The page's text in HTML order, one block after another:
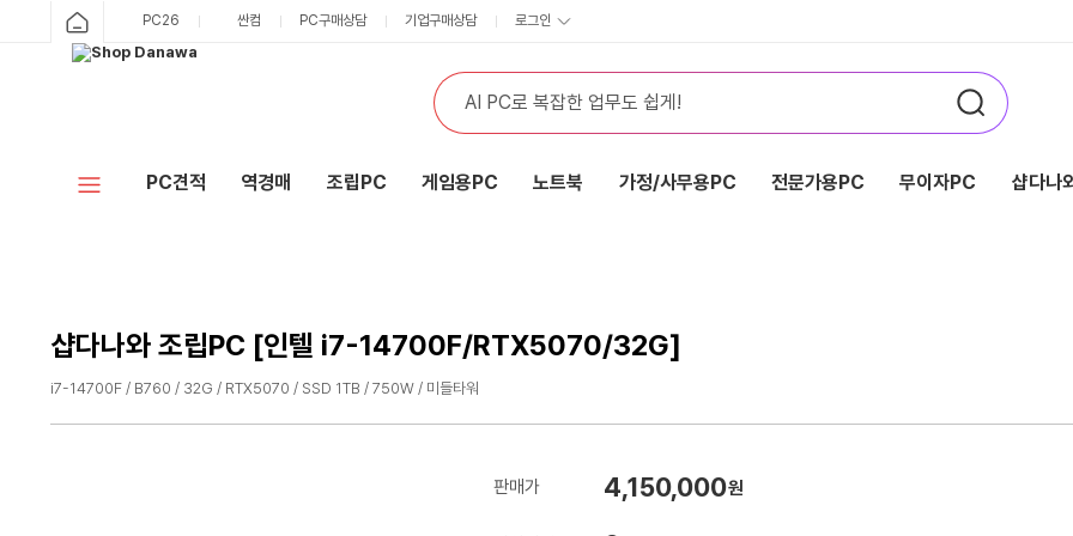
PC26 싼컴 PC구매상담 기업구매상담 로그인
통
합
검
색
검
색
PC견적 역경매 조립PC 게임용PC 노트북 가정/사무용PC 전문가용PC 무이자PC 샵다나
샵다나와 조립PC [인텔 i7-14700F/RTX5070/32G]
i7-14700F / B760 / 32G / RTX5070 / SSD 1TB / 750W / 미들타워
판매가 4,150,000원